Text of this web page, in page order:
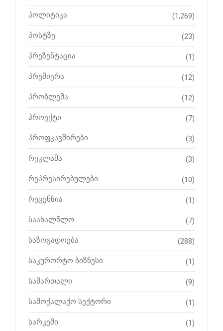
პოლიტიკა (1,269)
პოსტზე (23)
პრეზენტაცია (1)
პრემიერა (12)
პრობლემა (12)
პროექტი (7)
პროფკავშირები (3)
რეკლამა (3)
რეპრესირებულები (10)
რეცენზია (1)
საახალწლო (7)
საზოგადოება (288)
საკურორტო ბიზნესი (1)
სამართალი (9)
სამოქალაქო სექტორი (1)
სარკეში (1)